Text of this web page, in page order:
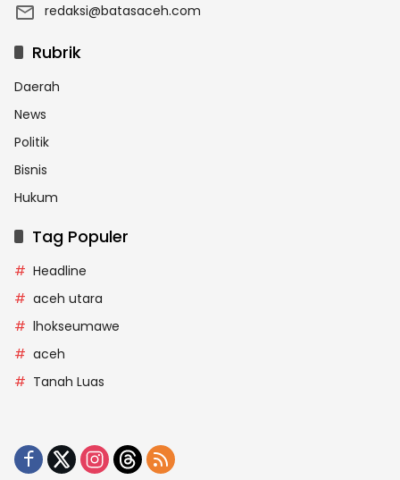
redaksi@batasaceh.com
Rubrik
Daerah
News
Politik
Bisnis
Hukum
Tag Populer
Headline
aceh utara
lhokseumawe
aceh
Tanah Luas